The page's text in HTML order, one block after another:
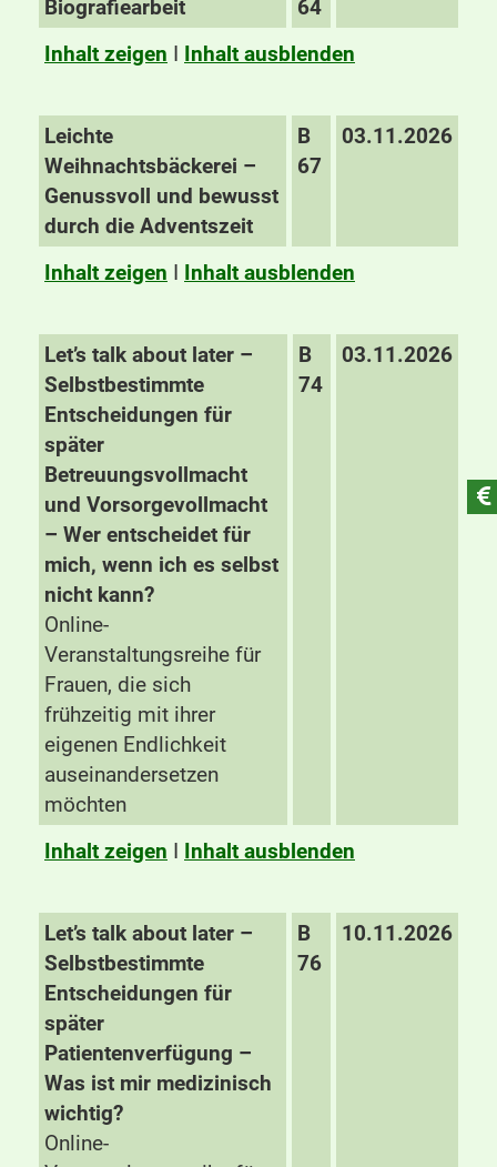
Biografiearbeit
64
Inhalt zeigen I Inhalt ausblenden
Leichte
Weihnachtsbäckerei –
Genussvoll und bewusst
durch die Adventszeit
B
67
03.11.2026
Inhalt zeigen I Inhalt ausblenden
Let’s talk about later –
Selbstbestimmte
Entscheidungen für
später
Betreuungsvollmacht
und Vorsorgevollmacht
– Wer entscheidet für
mich, wenn ich es selbst
nicht kann?
Online-
Veranstaltungsreihe für
Frauen, die sich
frühzeitig mit ihrer
eigenen Endlichkeit
auseinandersetzen
möchten
B
74
03.11.2026
Inhalt zeigen I Inhalt ausblenden
Let’s talk about later –
Selbstbestimmte
Entscheidungen für
später
Patientenverfügung –
Was ist mir medizinisch
wichtig?
Online-
B
76
10.11.2026